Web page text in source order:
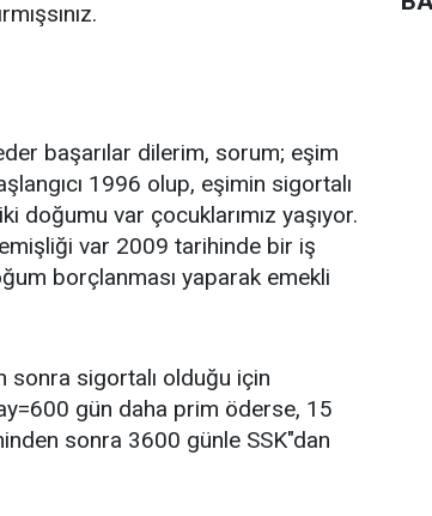
başarılar dilerim, sorum; eşim
1996 olup, eşimin sigortalı
doğumu var çocuklarımız yaşıyor.
var 2009 tarihinde bir iş
borçlanması yaparak emekli
sonra sigortalı olduğu için
gün daha prim öderse, 15
sonra 3600 günle SSK"dan